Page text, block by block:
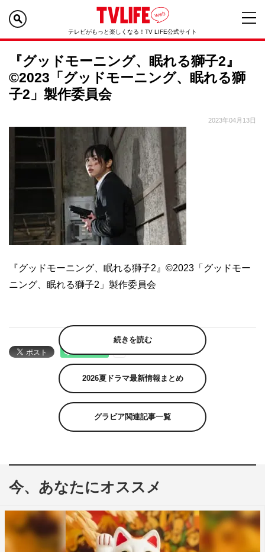
テレビがもっと楽しくなる！TV LIFE公式サイト
『グッドモーニング、眠れる獅子2』
©2023「グッドモーニング、眠れる獅
子2」製作委員会
2023年04月13日
『グッドモーニング、眠れる獅子2』©2023「グッドモー
ニング、眠れる獅子2」製作委員会
続きを読む
2026夏ドラマ最新情報まとめ
グラビア関連記事一覧
今、あなたにオススメ